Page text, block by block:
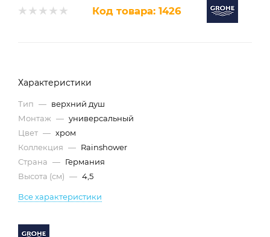
Код товара: 1426
Характеристики
Тип — верхний душ
Монтаж — универсальный
Цвет — хром
Коллекция — Rainshower
Страна — Германия
Высота (см) — 4,5
Все характеристики